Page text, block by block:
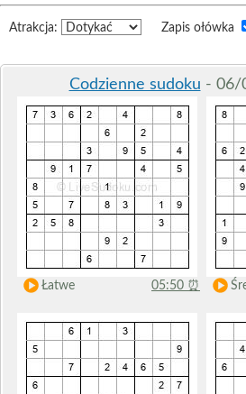
Atrakcja: Zapis ołówka
Codzienne sudoku - 06/
Łatwe 05:50 ⏰